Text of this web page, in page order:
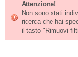
Attenzione!
Non sono stati
ricerca che hai
il tasto "Rimuovi